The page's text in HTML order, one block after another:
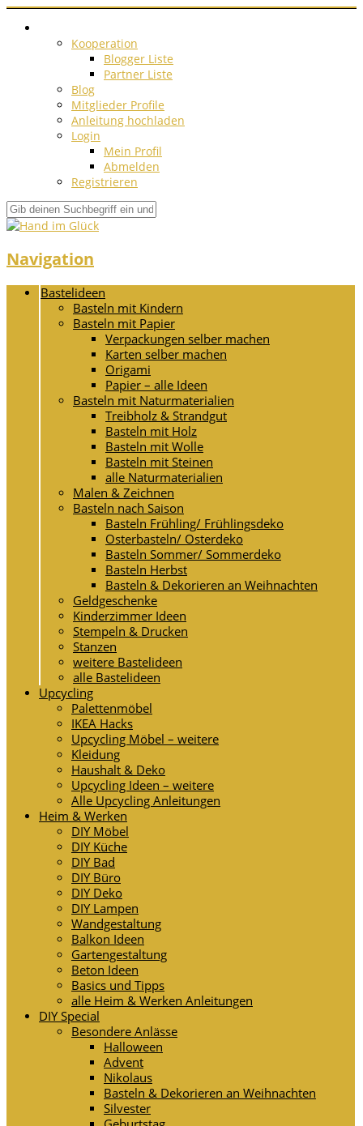
Kooperation
Blogger Liste
Partner Liste
Blog
Mitglieder Profile
Anleitung hochladen
Login
Mein Profil
Abmelden
Registrieren
Navigation
Bastelideen
Basteln mit Kindern
Basteln mit Papier
Verpackungen selber machen
Karten selber machen
Origami
Papier – alle Ideen
Basteln mit Naturmaterialien
Treibholz & Strandgut
Basteln mit Holz
Basteln mit Wolle
Basteln mit Steinen
alle Naturmaterialien
Malen & Zeichnen
Basteln nach Saison
Basteln Frühling/ Frühlingsdeko
Osterbasteln/ Osterdeko
Basteln Sommer/ Sommerdeko
Basteln Herbst
Basteln & Dekorieren an Weihnachten
Geldgeschenke
Kinderzimmer Ideen
Stempeln & Drucken
Stanzen
weitere Bastelideen
alle Bastelideen
Upcycling
Palettenmöbel
IKEA Hacks
Upcycling Möbel – weitere
Kleidung
Haushalt & Deko
Upcycling Ideen – weitere
Alle Upcycling Anleitungen
Heim & Werken
DIY Möbel
DIY Küche
DIY Bad
DIY Büro
DIY Deko
DIY Lampen
Wandgestaltung
Balkon Ideen
Gartengestaltung
Beton Ideen
Basics und Tipps
alle Heim & Werken Anleitungen
DIY Special
Besondere Anlässe
Halloween
Advent
Nikolaus
Basteln & Dekorieren an Weihnachten
Silvester